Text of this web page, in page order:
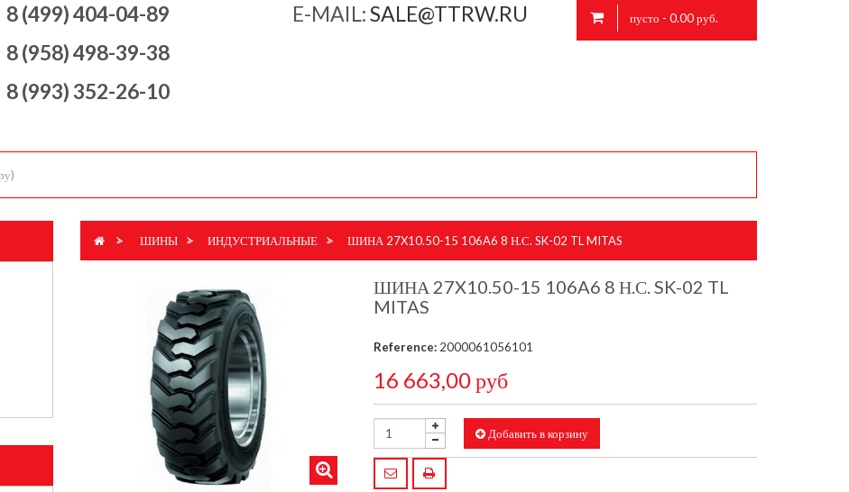
8 (499) 404-04-89
8 (958) 498-39-38
8 (993) 352-26-10
E-MAIL:SALE@TTRW.RU пусто - 0.00 руб.
> ШИНЫ > ИНДУСТРИАЛЬНЫЕ > ШИНА 27X10.50-15 106A6 8 Н.С. SK-02 TL MITAS
ШИНА 27X10.50-15 106A6 8 Н.С. SK-02 TL
MITAS
Reference: 2000061056101
16 663,00 руб
Добавить в корзину